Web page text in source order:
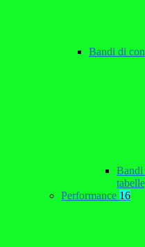
Bandi di
Bandi
Performance 16